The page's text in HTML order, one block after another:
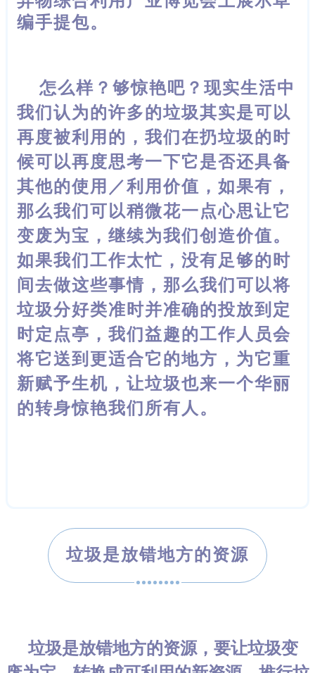
编手提包。
怎么样？够惊艳吧？现实生活中
我们认为的许多的垃圾其实是可以
再度被利 用的，我们在扔垃圾的时
候可以再度思考一下它是否还具备
其他的使用／利用价值，如果有，
那么我们可以稍微花一点心思让它
变废为宝，继续为我们创造价值。
如果我们工作太忙，没有足够的时
间去做这些事情，那么我们可以将
垃圾分好类准时并准确的投放到定
时定点亭，我们益趣的工作人员会
将它送到更适合它的地方，为它重
新赋予生机，让垃圾也来一个华丽
的转身惊艳我们所有 人。
垃圾是放错地方的资源
垃圾是放错地方的资源，要让垃圾变